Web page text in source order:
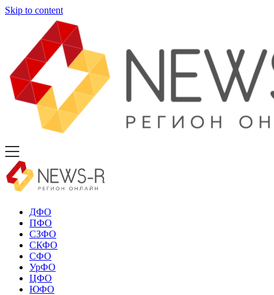
Skip to content
ДФО
ПФО
СЗФО
СКФО
СФО
УрФО
ЦФО
ЮФО